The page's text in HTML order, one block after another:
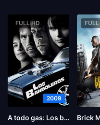
FULL HD
2009
A todo gas: Los bandoleros